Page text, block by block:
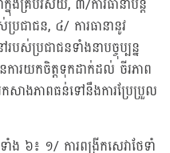
រជាជន, ៤/ ការធានានូវ
ស់ប្រជាជនទាំងនាបច្ចុប្បន្ន
ការយកចិត្តទុកដាក់ដល់ ចីរភាព
សាងភាពធន់ទៅនឹងការប្រែប្រួល
៦៖ ១/ ការពង្រីកសេវាថែទាំ